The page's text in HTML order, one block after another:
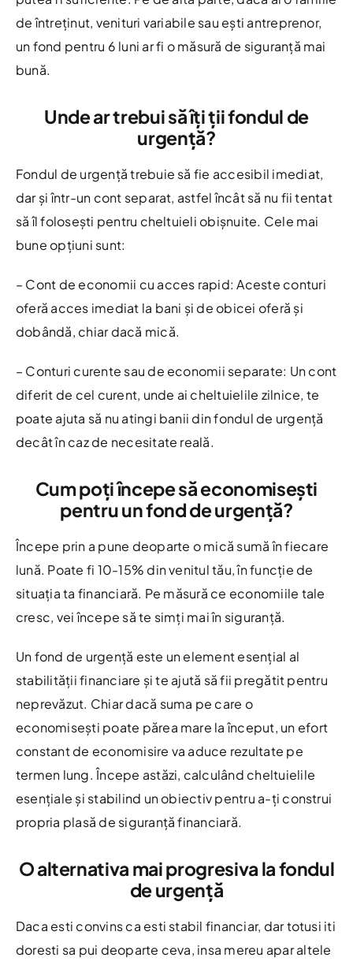
de întreținut, venituri variabile sau ești antreprenor,
un fond pentru 6 luni ar fi o măsură de siguranță mai
bună.
Unde ar trebui să îți ții fondul de
urgență?
Fondul de urgență trebuie să fie accesibil imediat,
dar și într-un cont separat, astfel încât să nu fii tentat
să îl folosești pentru cheltuieli obișnuite. Cele mai
bune opțiuni sunt:
– Cont de economii cu acces rapid: Aceste conturi
oferă acces imediat la bani și de obicei oferă și
dobândă, chiar dacă mică.
– Conturi curente sau de economii separate: Un cont
diferit de cel curent, unde ai cheltuielile zilnice, te
poate ajuta să nu atingi banii din fondul de urgență
decât în caz de necesitate reală.
Cum poți începe să economisești
pentru un fond de urgență?
Începe prin a pune deoparte o mică sumă în fiecare
lună. Poate fi 10-15% din venitul tău, în funcție de
situația ta financiară. Pe măsură ce economiile tale
cresc, vei începe să te simți mai în siguranță.
Un fond de urgență este un element esențial al
stabilității financiare și te ajută să fii pregătit pentru
neprevăzut. Chiar dacă suma pe care o
economisești poate părea mare la început, un efort
constant de economisire va aduce rezultate pe
termen lung. Începe astăzi, calculând cheltuielile
esențiale și stabilind un obiectiv pentru a-ți construi
propria plasă de siguranță financiară.
O alternativa mai progresiva la fondul
de urgență
Daca esti convins ca esti stabil financiar, dar totusi iti
doresti sa pui deoparte ceva, insa mereu apar altele